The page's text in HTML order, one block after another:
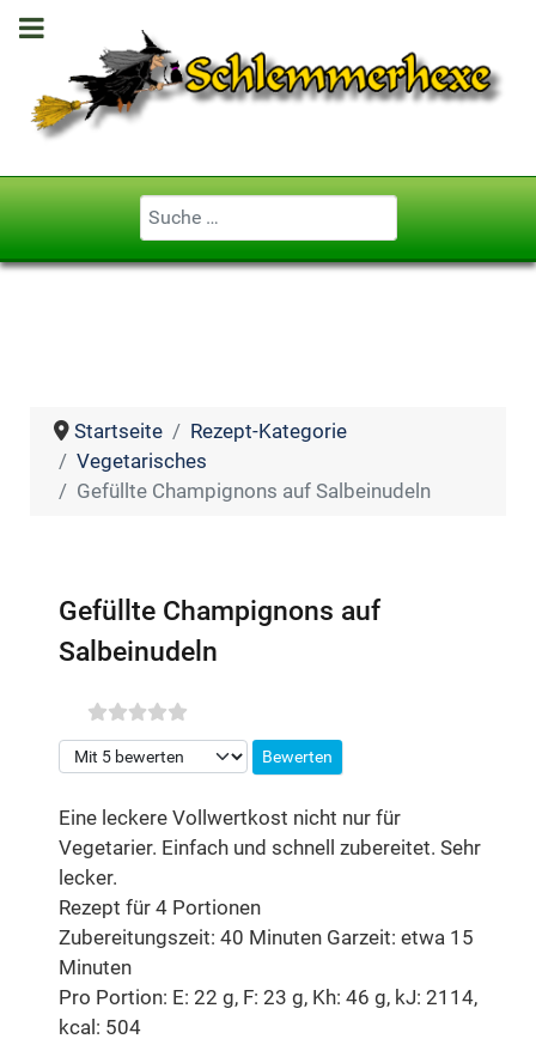
Geben Sie ...
Startseite
Rezept-Kategorie
Vegetarisches
Gefüllte Champignons auf Salbeinudeln
Gefüllte Champignons auf
Salbeinudeln
Bitte bewerten
Eine leckere Vollwertkost nicht nur für
Vegetarier. Einfach und schnell zubereitet. Sehr
lecker.
Rezept für 4 Portionen
Zubereitungszeit: 40 Minuten Garzeit: etwa 15
Minuten
Pro Portion: E: 22 g, F: 23 g, Kh: 46 g, kJ: 2114,
kcal: 504